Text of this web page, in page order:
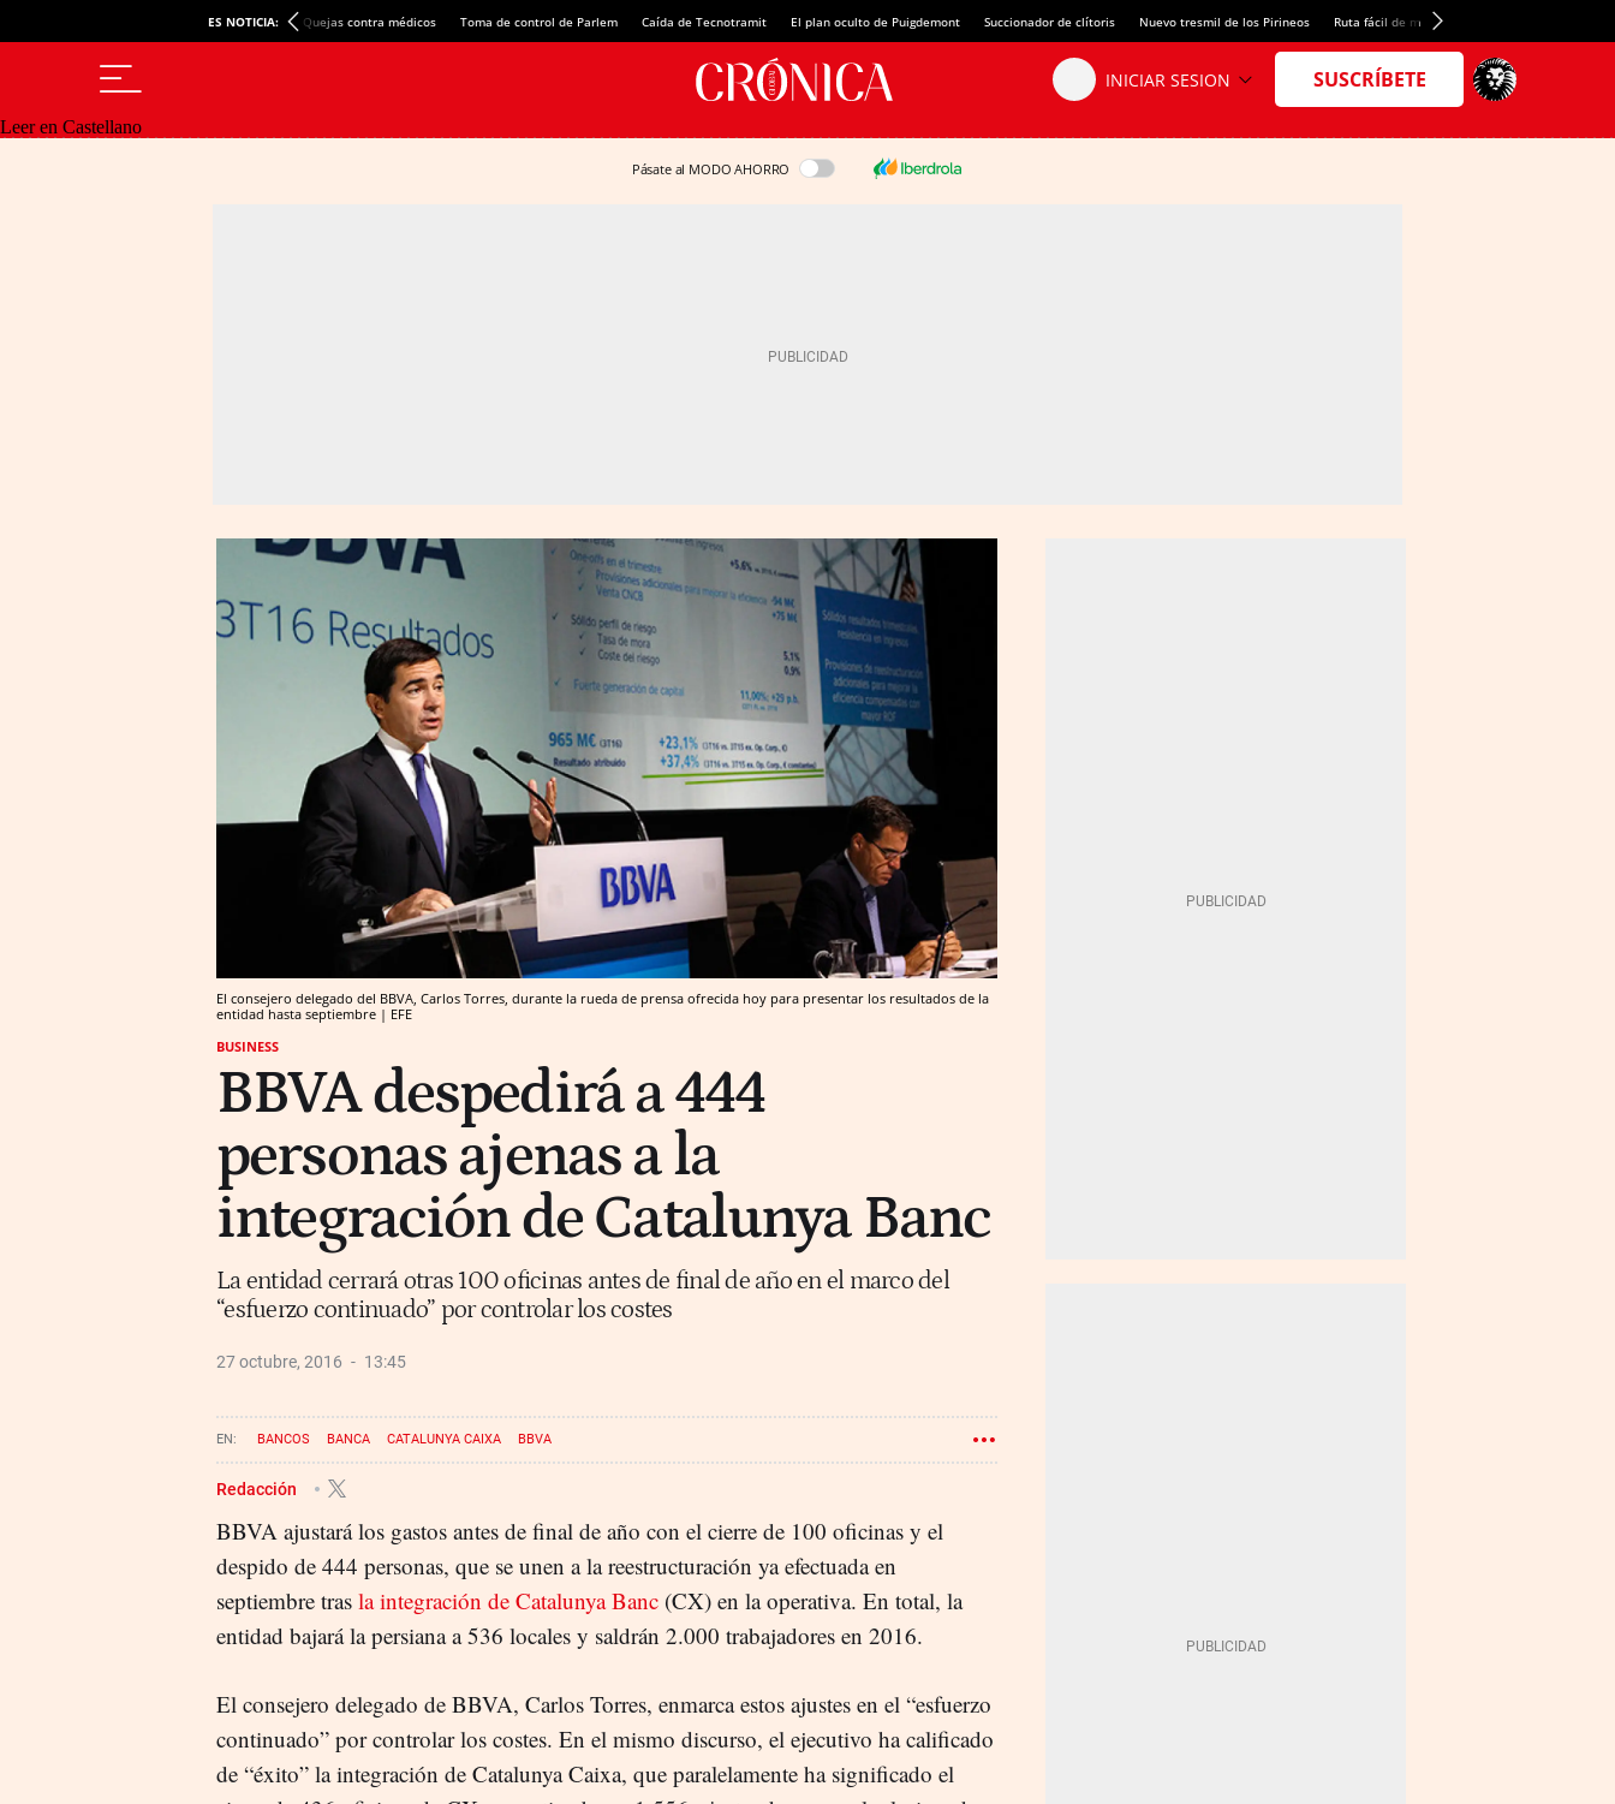
ES NOTICIA: Quejas contra médicos Toma de control de Parlem Caída de Tecnotramit El plan oculto de Puigdemont Succionador de clítoris Nuevo tresmil de los Pirineos Ruta fácil de montaña
Leer en Castellano
Pásate al MODO AHORRO
El consejero delegado del BBVA, Carlos Torres, durante la rueda de prensa ofrecida hoy para presentar los resultados de la
entidad hasta septiembre | EFE
BUSINESS
BBVA despedirá a 444
personas ajenas a la
integración de Catalunya Banc
La entidad cerrará otras 100 oficinas antes de final de año en el marco del
“esfuerzo continuado” por controlar los costes
27 octubre, 2016 13:45
BANCOS BANCA CATALUNYA CAIXA BBVA
Redacción
BBVA ajustará los gastos antes de final de año con el cierre de 100 oficinas y el
despido de 444 personas, que se unen a la reestructuración ya efectuada en
septiembre tras la integración de Catalunya Banc (CX) en la operativa. En total, la
entidad bajará la persiana a 536 locales y saldrán 2.000 trabajadores en 2016.
El consejero delegado de BBVA, Carlos Torres, enmarca estos ajustes en el “esfuerzo
continuado” por controlar los costes. En el mismo discurso, el ejecutivo ha calificado
de “éxito” la integración de Catalunya Caixa, que paralelamente ha significado el